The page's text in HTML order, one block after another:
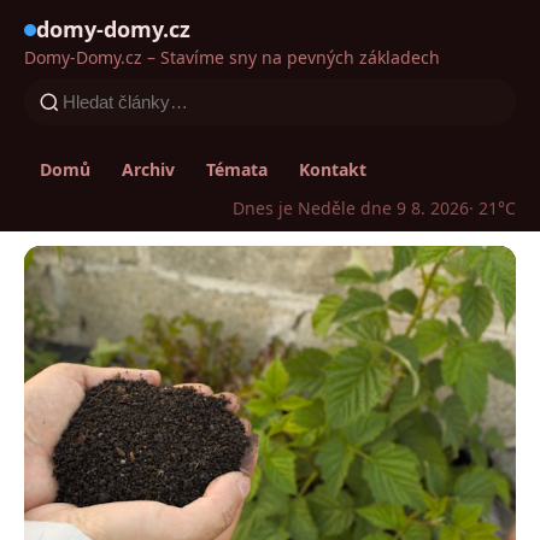
domy-domy.cz
Domy-Domy.cz – Stavíme sny na pevných základech
Domů Archiv Témata
Kontakt
Dnes je Neděle dne 9 8. 2026· 21°C